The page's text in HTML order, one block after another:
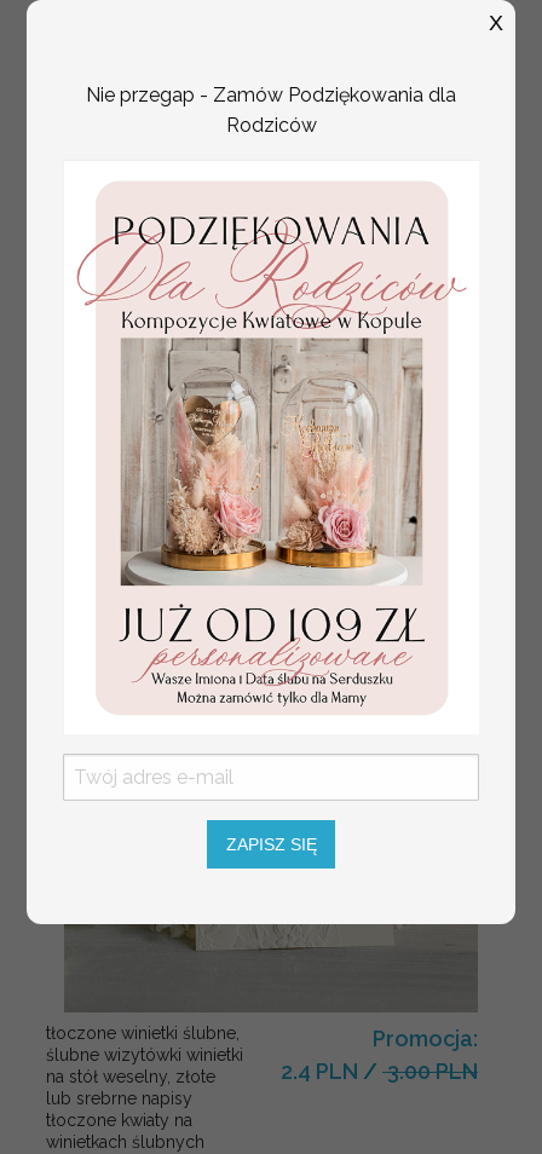
Fajne pomysły na prezent dla
Mamy, podziękowanie dla Mamy na
weselu, box prezentowy dla mamy,
zestawy prezentowe dla Mamy
231.00 PLN
tłoczone winietki ślubne,
ślubne wizytówki winietki
na stół weselny, złote
lub srebrne napisy
tłoczone kwiaty na
winietkach ślubnych
Promocja:
2.4 PLN / 3.00 PLN
Nie przegap - Zamów Podziękowania dla
Rodziców
ZAPISZ SIĘ
X